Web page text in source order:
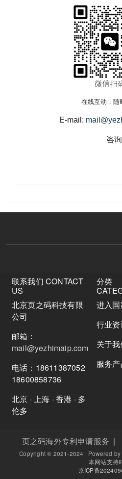
在线互动，随
E-mail:
咨
联系我们 CONTACT
US
北京页之码科技有限
公司
邮箱：
mail@yezhimaip.com
电话：18611387052
18600858736
北京 · 上海 · 香港 · 多
伦多
分类
进入
行业
关于
服务
页之码海外专利申请服务 |
Copyright © 2021-2024 | Powered
本网站支持
京ICP备